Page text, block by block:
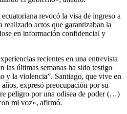
revocó la visa de ingreso a
realizado actos que garantizaban la
en información confidencial y
recientes en una entrevista
las últimas semanas ha sido testigo
y la violencia”. Santiago, que vive en
expresó preocupación por su
peligro por una odisea de poder (…)
mi voz», afirmó.